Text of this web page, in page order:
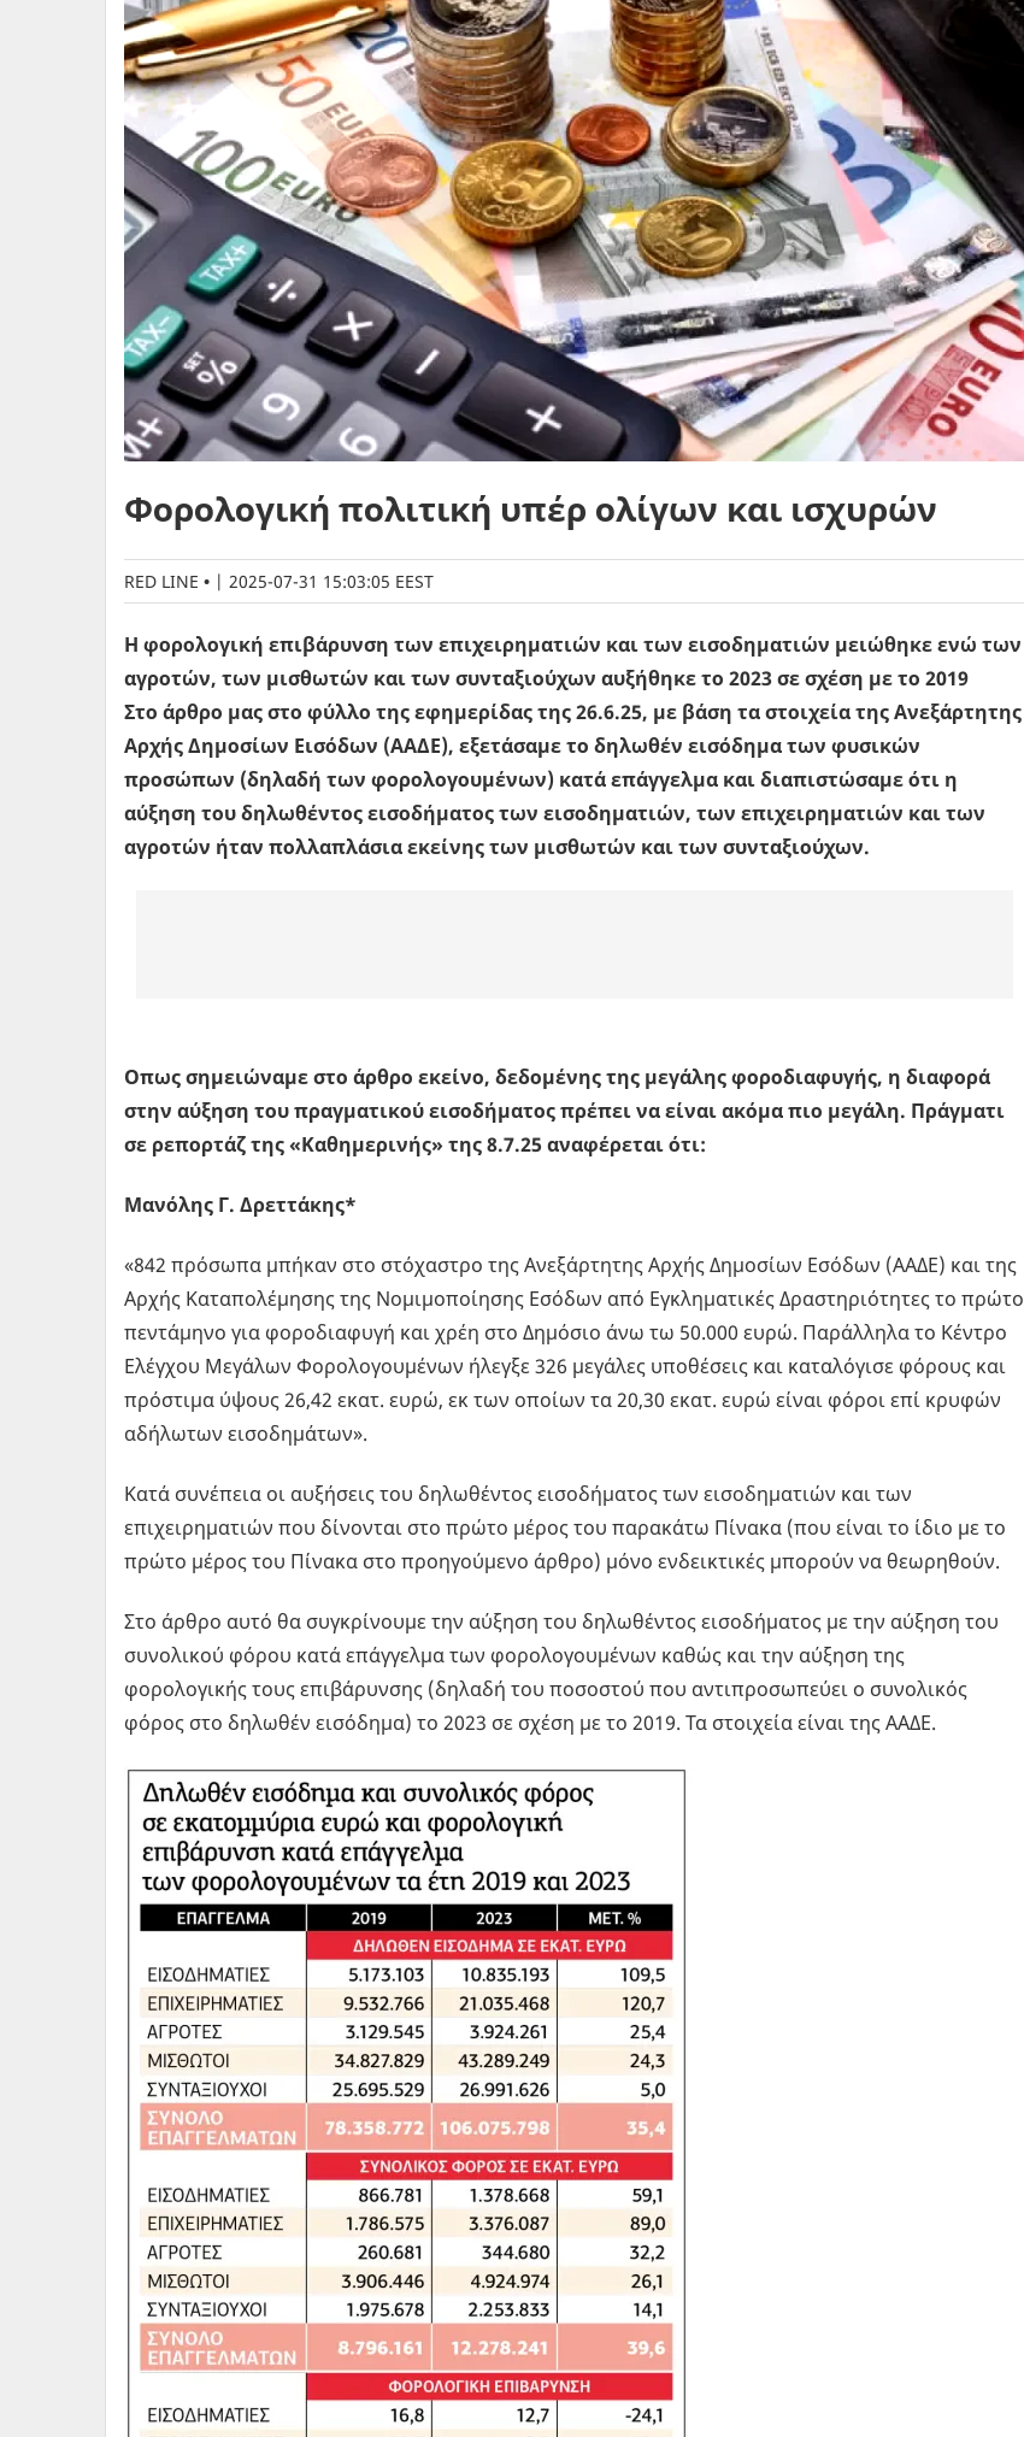
Φορολογική πολιτική υπέρ ολίγων και ισχυρών
RED LINE | 2025-07-31 15:03:05 EEST
Η φορολογική επιβάρυνση των επιχειρηματιών και των εισοδηματιών μειώθηκε ενώ των
αγροτών, των μισθωτών και των συνταξιούχων αυξήθηκε το 2023 σε σχέση με το 2019
Στο άρθρο μας στο φύλλο της εφημερίδας της 26.6.25, με βάση τα στοιχεία της Ανεξάρτητης
Αρχής Δημοσίων Εισόδων (ΑΑΔΕ), εξετάσαμε το δηλωθέν εισόδημα των φυσικών
προσώπων (δηλαδή των φορολογουμένων) κατά επάγγελμα και διαπιστώσαμε ότι η
αύξηση του δηλωθέντος εισοδήματος των εισοδηματιών, των επιχειρηματιών και των
αγροτών ήταν πολλαπλάσια εκείνης των μισθωτών και των συνταξιούχων.
Οπως σημειώναμε στο άρθρο εκείνο, δεδομένης της μεγάλης φοροδιαφυγής, η διαφορά
στην αύξηση του πραγματικού εισοδήματος πρέπει να είναι ακόμα πιο μεγάλη. Πράγματι
σε ρεπορτάζ της «Καθημερινής» της 8.7.25 αναφέρεται ότι:
Μανόλης Γ. Δρεττάκης*
«842 πρόσωπα μπήκαν στο στόχαστρο της Ανεξάρτητης Αρχής Δημοσίων Εσόδων (ΑΑΔΕ) και της
Αρχής Καταπολέμησης της Νομιμοποίησης Εσόδων από Εγκληματικές Δραστηριότητες το πρώτο
πεντάμηνο για φοροδιαφυγή και χρέη στο Δημόσιο άνω τω 50.000 ευρώ. Παράλληλα το Κέντρο
Ελέγχου Μεγάλων Φορολογουμένων ήλεγξε 326 μεγάλες υποθέσεις και καταλόγισε φόρους και
πρόστιμα ύψους 26,42 εκατ. ευρώ, εκ των οποίων τα 20,30 εκατ. ευρώ είναι φόροι επί κρυφών
αδήλωτων εισοδημάτων».
Κατά συνέπεια οι αυξήσεις του δηλωθέντος εισοδήματος των εισοδηματιών και των
επιχειρηματιών που δίνονται στο πρώτο μέρος του παρακάτω Πίνακα (που είναι το ίδιο με το
πρώτο μέρος του Πίνακα στο προηγούμενο άρθρο) μόνο ενδεικτικές μπορούν να θεωρηθούν.
Στο άρθρο αυτό θα συγκρίνουμε την αύξηση του δηλωθέντος εισοδήματος με την αύξηση του
συνολικού φόρου κατά επάγγελμα των φορολογουμένων καθώς και την αύξηση της
φορολογικής τους επιβάρυνσης (δηλαδή του ποσοστού που αντιπροσωπεύει ο συνολικός
φόρος στο δηλωθέν εισόδημα) το 2023 σε σχέση με το 2019. Τα στοιχεία είναι της ΑΑΔΕ.